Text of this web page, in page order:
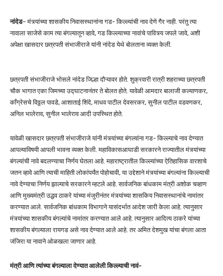
नांदेड– मंत्र्यांच्या शासकीय निवासस्थानांना गड- किल्ल्यांची नाव देणे गैर नाही. परंतु त्या
नावाला साजेसे काम त्या बंगल्यातून व्हावे, गड किल्ल्याच्या नावांचे पावित्र्य जपले जावे, अशी
अपेक्षा खासदार छत्रपती संभाजीराजे यांनी नांदेड येथे बोलताना व्यक्त केली.
छत्रपती संभाजीराजे भोसले नांदेड जिल्हा दौऱ्यावर होते. शुक्रवारी रात्री शहराच्या छत्रपती
चौक भागात एका जिमच्या उद्घाटनानंतर ते बोलत होते. यावेळी आमदार बालाजी कल्याणकर,
काँग्रेसचे विठ्ठल पावडे, आशाताई शिंदे, माधव पाटील देवसरकर, सुनील पाटील वडवणकर,
अनिल भालेराव, सुनील भालेराव आदी उपस्थित होते.
यावेळी खासदार छत्रपती संभाजीराजे यांनी मंत्र्यांच्या बंगल्यांना गड- किल्ल्याचे नाव देण्यात
आपल्याविषयी आपली भावना व्यक्त केली. महाविकासआघाडी सरकारने राज्यातील मंत्र्यांच्या
बंगल्यांची नावे बदलण्याचा निर्णय घेतला आहे. महाराष्ट्रातील किल्ल्यांच्या ऐतिहासिक वारशाचे
जतन व्हावे आणि त्याची माहिती लोकांपर्यंत पोहोचावी, या उद्देशाने मंत्र्यांच्या बंगल्यांना किल्ल्याची
नावे देण्याचा निर्णय झाल्याचे सरकारने म्हटले आहे. सार्वजनिक बांधकाम मंत्री अशोक चव्हाण
आणि मुख्यमंत्री उद्धव ठाकरे यांच्या मंजुरीनंतर मंत्र्यांच्या शासकिय निवासस्थानांचे नामांतर
करण्यात आले. सार्वजनिक बांधकाम विभागाने यासंदर्भात आदेश जारी केला आहे. त्यानुसार
मंत्र्यांच्या शासकीय बंगल्यांचे नामांतर करण्यात आले आहे. त्यानुसार आदित्य ठाकरे यांच्या
शासकीय बंगल्याला रायगड असे नाव देण्यात आले आहे. तर अमित देशमुख यांचा बंगला आता
जंजिरा या नावाने ओळखला जाणार आहे.
मंत्री आणि त्यांच्या बंगल्याला देण्यात आलेली किल्ल्याची नावं-